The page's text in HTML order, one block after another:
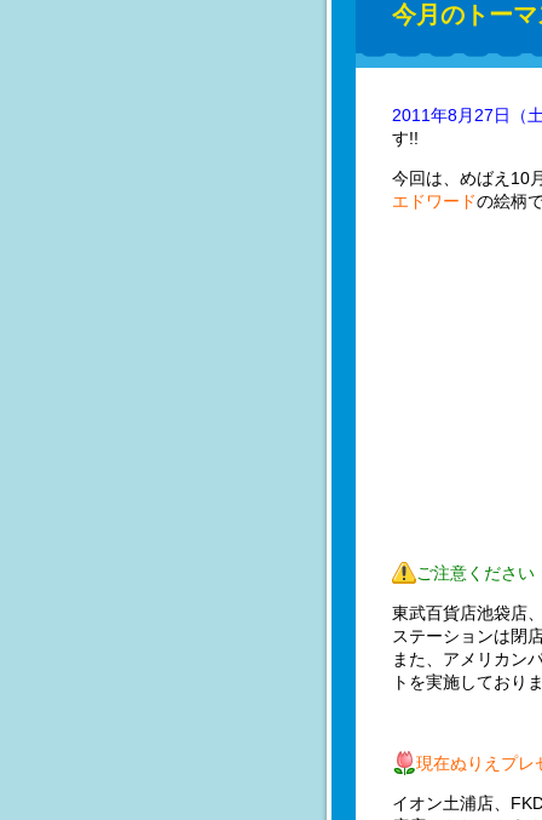
今月のトー
2011年8月27日（
す!!
今回は、めばえ10
エドワードの絵柄
ご注意ください
東武百貨店池袋店
ステーションは閉
また、アメリカン
トを実施しており
現在ぬりえプレ
イオン土浦店、